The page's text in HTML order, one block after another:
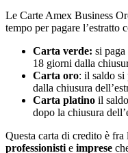
Le Carte Amex Business
tempo per pagare l’estratto
Carta verde: si
18 giorni dalla
Carta oro: il saldo
dalla chiusura
Carta platino il
dopo la chiusura
Questa carta di credito è
professionistie imprese